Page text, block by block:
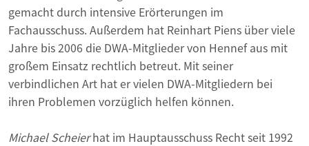
gemacht durch intensive Erörterungen im
Fachausschuss. Außerdem hat Reinhart Piens über viele
Jahre bis 2006 die DWA-Mitglieder von Hennef aus mit
großem Einsatz rechtlich betreut. Mit seiner
verbindlichen Art hat er vielen DWA-Mitgliedern bei
ihren Problemen vorzüglich helfen können.
Michael Scheierhat im Hauptausschuss Recht seit 1992